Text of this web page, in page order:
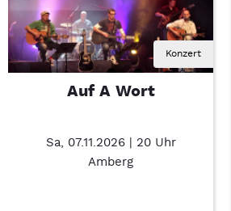
Konzert
Auf A Wort
Sa, 07.11.2026 | 20 Uhr
Amberg